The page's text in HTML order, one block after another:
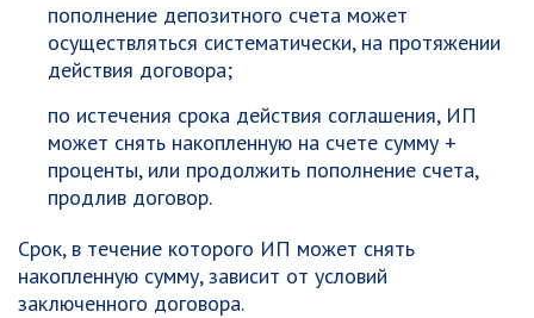
пополнение депозитного счета может
осуществляться систематически, на протяжении
действия договора;
по истечения срока действия соглашения, ИП
может снять накопленную на счете сумму +
проценты, или продолжить пополнение счета,
продлив договор.
Срок, в течение которого ИП может снять
накопленную сумму, зависит от условий
заключенного договора.